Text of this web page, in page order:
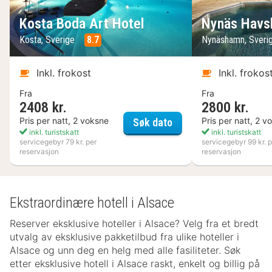
Kosta Boda Art Hotel
Kosta, Sverige 8.7
Inkl. frokost
Fra
2408 kr.
Pris per natt, 2 voksne
inkl. turistskatt
servicegebyr 79 kr. per
reservasjon
Søk datoKosta Boda Art Hotel
Nynäs
Nynäshamn,
Inkl.
Fra
2800 kr.
Pris per natt, 2
inkl. turistskatt
servicegebyr 99 kr.
reservasjon
Ekstraordinære hotell i Alsace
Reserver eksklusive hoteller i Alsace? Velg fra et bredt
utvalg av eksklusive pakketilbud fra ulike hoteller i
Alsace og unn deg en helg med alle fasiliteter. Søk
etter eksklusive hotell i Alsace raskt, enkelt og billig på